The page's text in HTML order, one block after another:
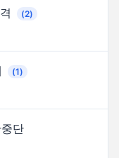
(2)
(1)
단